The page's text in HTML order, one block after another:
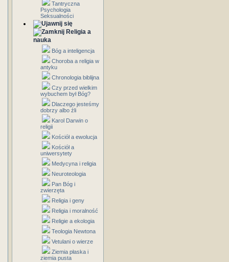
Tantryczna
Psychologia
Seksualności
Religia a
nauka
Bóg a inteligencja
Choroba a religia w
antyku
Chronologia biblijna
Czy przed wielkim
wybuchem był Bóg?
Dlaczego jesteśmy
dobrzy albo źli
Karol Darwin o
religii
Kościół a ewolucja
Kościół a
uniwersytety
Medycyna i religia
Neuroteologia
Pan Bóg i
zwierzęta
Religia i geny
Religia i moralność
Religie a ekologia
Teologia Newtona
Vetulani o wierze
Ziemia płaska i
ziemia pusta